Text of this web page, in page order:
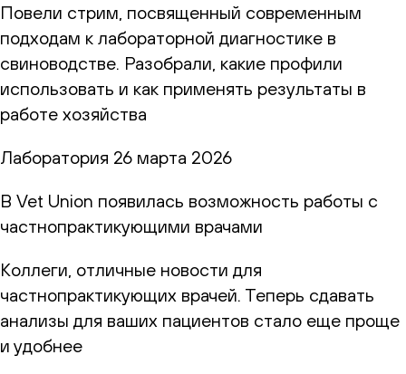
Повели стрим, посвященный современным
подходам к лабораторной диагностике в
свиноводстве. Разобрали, какие профили
использовать и как применять результаты в
работе хозяйства
Лаборатория 26 марта 2026
В Vet Union появилась возможность работы с
частнопрактикующими врачами
Коллеги, отличные новости для
частнопрактикующих врачей. Теперь сдавать
анализы для ваших пациентов стало еще проще
и удобнее